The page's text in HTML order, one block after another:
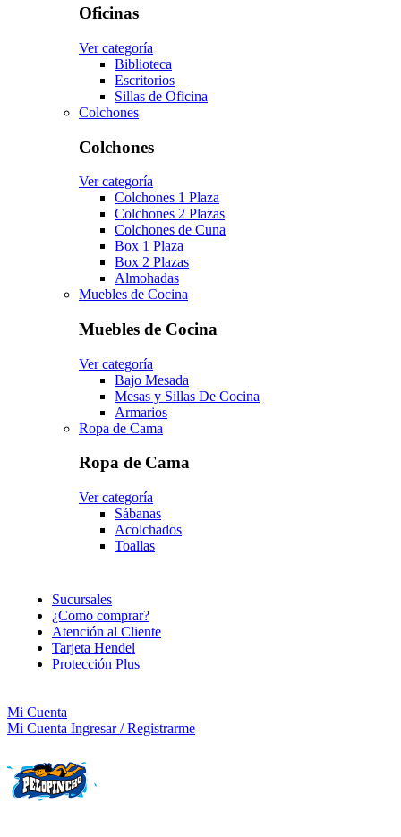
Oficinas
Ver categoría
Biblioteca
Escritorios
Sillas de Oficina
Colchones
Colchones
Ver categoría
Colchones 1 Plaza
Colchones 2 Plazas
Colchones de Cuna
Box 1 Plaza
Box 2 Plazas
Almohadas
Muebles de Cocina
Muebles de Cocina
Ver categoría
Bajo Mesada
Mesas y Sillas De Cocina
Armarios
Ropa de Cama
Ropa de Cama
Ver categoría
Sábanas
Acolchados
Toallas
Sucursales
¿Como comprar?
Atención al Cliente
Tarjeta Hendel
Protección Plus
Mi Cuenta
Mi Cuenta Ingresar / Registrarme